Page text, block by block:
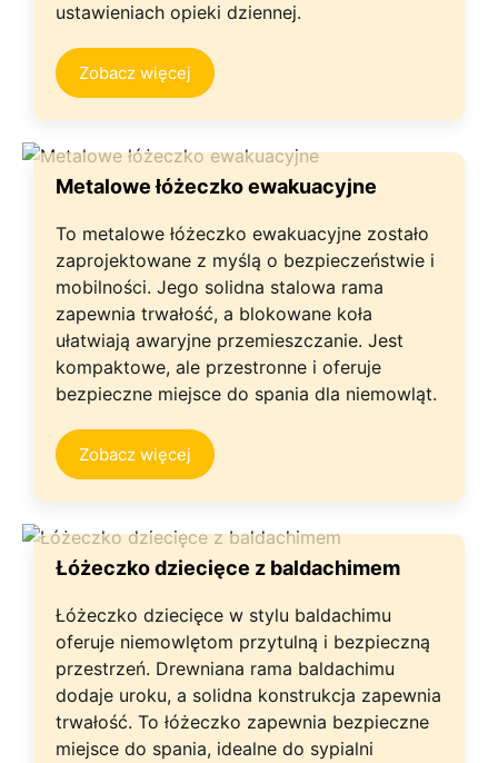
ustawieniach opieki dziennej.
Zobacz więcej
Metalowe łóżeczko ewakuacyjne
To metalowe łóżeczko ewakuacyjne zostało
zaprojektowane z myślą o bezpieczeństwie i
mobilności. Jego solidna stalowa rama
zapewnia trwałość, a blokowane koła
ułatwiają awaryjne przemieszczanie. Jest
kompaktowe, ale przestronne i oferuje
bezpieczne miejsce do spania dla niemowląt.
Zobacz więcej
Łóżeczko dziecięce z baldachimem
Łóżeczko dziecięce w stylu baldachimu
oferuje niemowlętom przytulną i bezpieczną
przestrzeń. Drewniana rama baldachimu
dodaje uroku, a solidna konstrukcja zapewnia
trwałość. To łóżeczko zapewnia bezpieczne
miejsce do spania, idealne do sypialni